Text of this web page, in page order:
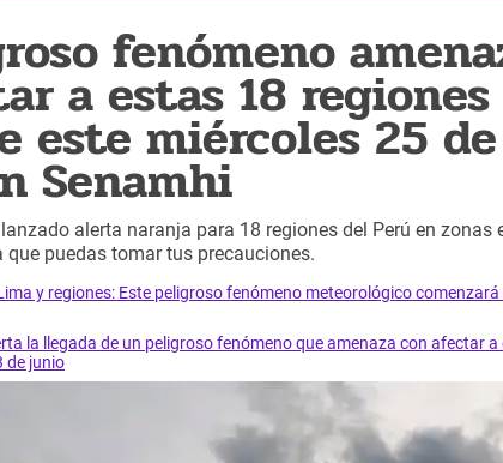
fenómeno
a estas 18
este miércoles 25
Senamhi
alerta naranja para 18 regiones del Perú en zonas
que puedas tomar tus precauciones.
y regiones: Este peligroso fenómeno meteorológico comenzará
la llegada de un peligroso fenómeno que amenaza con afectar
de junio